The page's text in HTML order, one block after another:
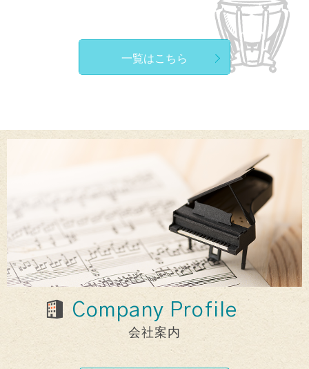
一覧はこちら
Company Profile
会社案内